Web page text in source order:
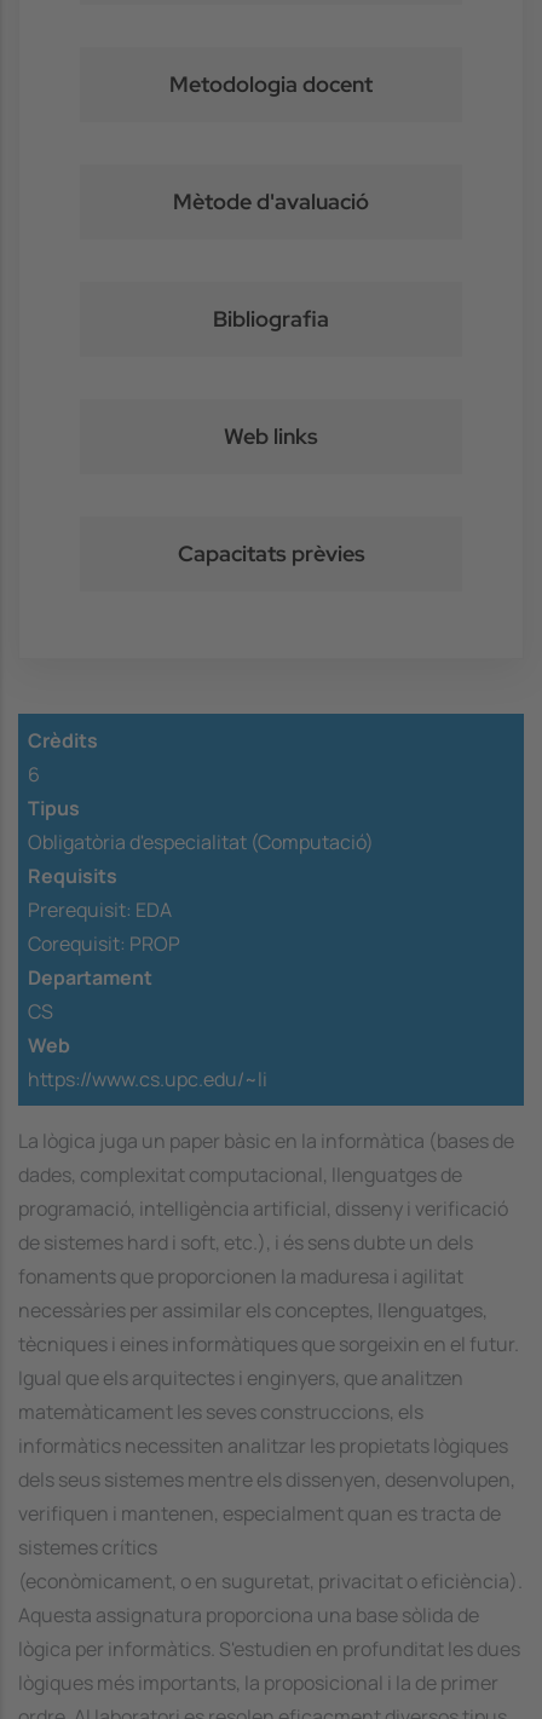
Metodologia docent
Mètode d'avaluació
Bibliografia
Web links
Capacitats prèvies
Crèdits
6
Tipus
Obligatòria d'especialitat (Computació)
Requisits
Prerequisit: EDA
Corequisit: PROP
Departament
CS
Web
https://www.cs.upc.edu/~li
La lògica juga un paper bàsic en la informàtica (bases de
dades, complexitat computacional, llenguatges de
programació, intelligència artificial, disseny i verificació
de sistemes hard i soft, etc.), i és sens dubte un dels
fonaments que proporcionen la maduresa i agilitat
necessàries per assimilar els conceptes, llenguatges,
tècniques i eines informàtiques que sorgeixin en el futur.
Igual que els arquitectes i enginyers, que analitzen
matemàticament les seves construccions, els
informàtics necessiten analitzar les propietats lògiques
dels seus sistemes mentre els dissenyen, desenvolupen,
verifiquen i mantenen, especialment quan es tracta de
sistemes crítics
(econòmicament, o en suguretat, privacitat o eficiència).
Aquesta assignatura proporciona una base sòlida de
lògica per informàtics. S'estudien en profunditat les dues
lògiques més importants, la proposicional i la de primer